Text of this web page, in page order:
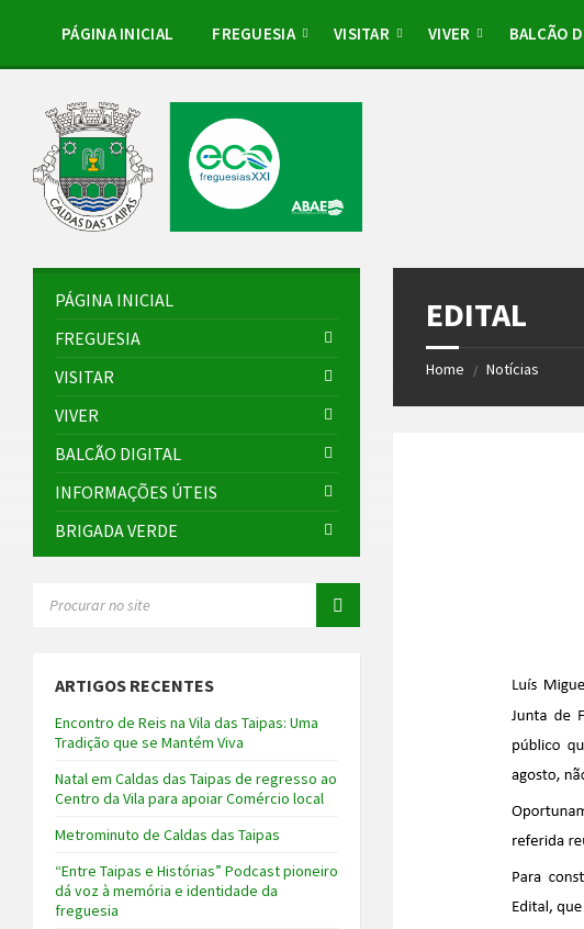
sidebar
sidebar
PÁGINA INICIAL FREGUESIA VISITAR VIVER BALCÃO
EDITAL
Home / Notícias
PÁGINA INICIAL
FREGUESIA
VISITAR
VIVER
BALCÃO DIGITAL
INFORMAÇÕES ÚTEIS
BRIGADA VERDE
ARTIGOS RECENTES
Encontro de Reis na Vila das Taipas: Uma
Tradição que se Mantém Viva
Natal em Caldas das Taipas de regresso ao
Centro da Vila para apoiar Comércio local
Metrominuto de Caldas das Taipas
“Entre Taipas e Histórias” Podcast pioneiro
dá voz à memória e identidade da
freguesia